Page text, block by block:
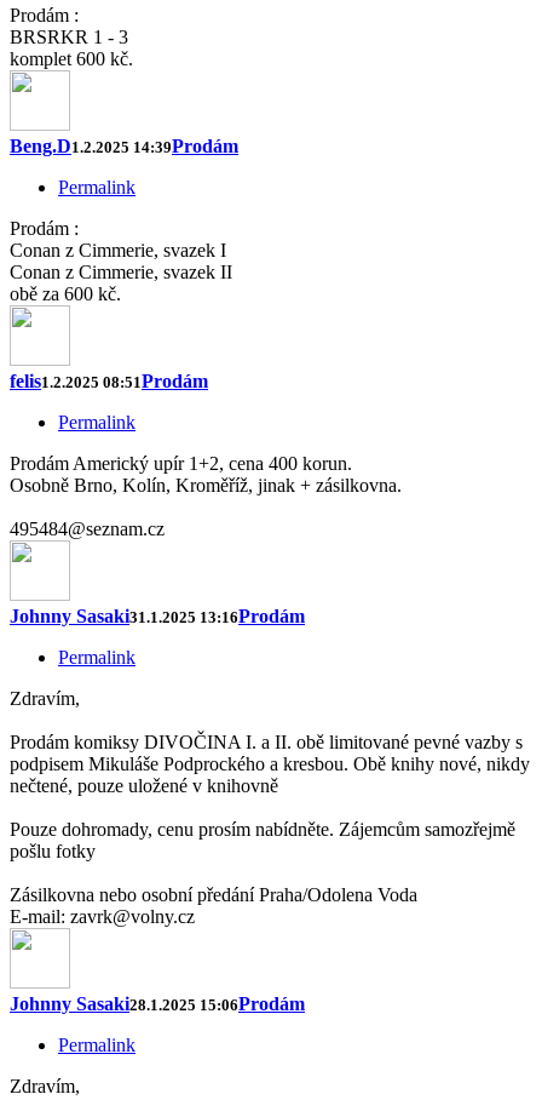
Prodám :
BRSRKR 1 - 3
komplet 600 kč.
Beng.D1.2.2025 14:39Prodám
Permalink
Prodám :
Conan z Cimmerie, svazek I
Conan z Cimmerie, svazek II
obě za 600 kč.
felis1.2.2025 08:51Prodám
Permalink
Prodám Americký upír 1+2, cena 400 korun.
Osobně Brno, Kolín, Kroměříž, jinak + zásilkovna.
495484@seznam.cz
Johnny Sasaki31.1.2025 13:16Prodám
Permalink
Zdravím,
Prodám komiksy DIVOČINA I. a II. obě limitované pevné vazby s
podpisem Mikuláše Podprockého a kresbou. Obě knihy nové, nikdy
nečtené, pouze uložené v knihovně
Pouze dohromady, cenu prosím nabídněte. Zájemcům samozřejmě
pošlu fotky
Zásilkovna nebo osobní předání Praha/Odolena Voda
E-mail: zavrk@volny.cz
Johnny Sasaki28.1.2025 15:06Prodám
Permalink
Zdravím,